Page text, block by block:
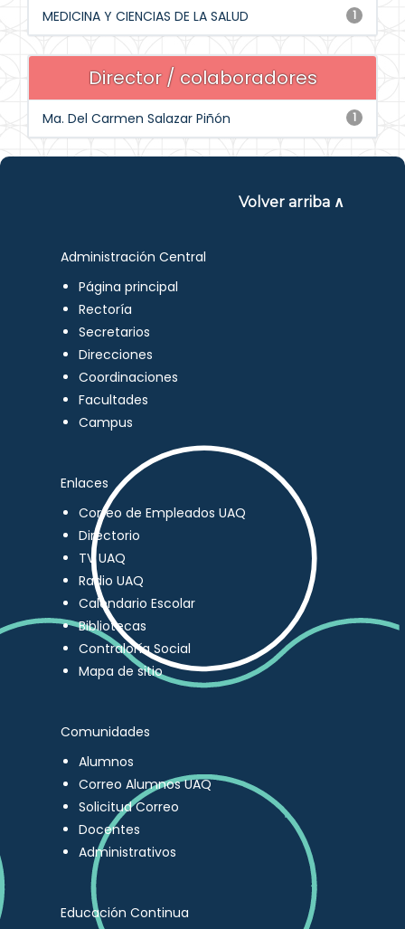
1
MEDICINA Y CIENCIAS DE LA SALUD
Director / colaboradores
1
Ma. Del Carmen Salazar Piñón
Volver arriba ∧
Administración Central
Página principal
Rectoría
Secretarios
Direcciones
Coordinaciones
Facultades
Campus
Enlaces
Correo de Empleados UAQ
Directorio
TV UAQ
Radio UAQ
Calendario Escolar
Bibliotecas
Contraloría Social
Mapa de sitio
Comunidades
Alumnos
Correo Alumnos UAQ
Solicitud Correo
Docentes
Administrativos
Educación Continua